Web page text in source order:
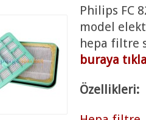
Philips FC
model
hepa filtre
buraya
Özellikleri: